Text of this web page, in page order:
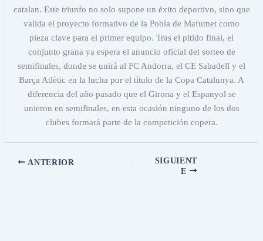
catalan. Este triunfo no solo supone un éxito deportivo, sino que
valida el proyecto formativo de la Pobla de Mafumet como
pieza clave para el primer equipo. Tras el pitido final, el
conjunto grana ya espera el anuncio oficial del sorteo de
semifinales, donde se unirá al FC Andorra, el CE Sabadell y el
Barça Atlètic en la lucha por el título de la Copa Catalunya. A
diferencia del año pasado que el Girona y el Espanyol se
unieron en semifinales, en esta ocasión ninguno de los dos
clubes formará parte de la competición copera.
ANTERIOR
SIGUIENT
E